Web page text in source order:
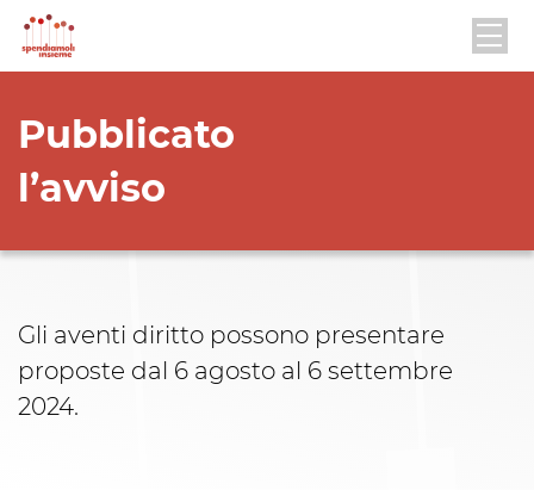
Pubblicato
l’avviso
Gli aventi diritto possono presentare
proposte dal 6 agosto al 6 settembre
2024.